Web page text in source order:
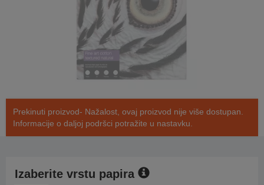
Prekinuti proizvod- Nažalost, ovaj proizvod nije više dostupan.
Informacije o daljoj podršci potražite u nastavku.
Izaberite vrstu papira